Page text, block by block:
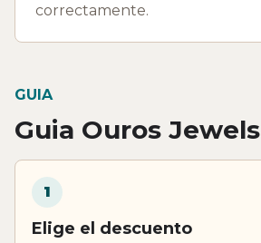
correctamente.
GUIA
Guia Ouros Jewels
1
Elige el descuento